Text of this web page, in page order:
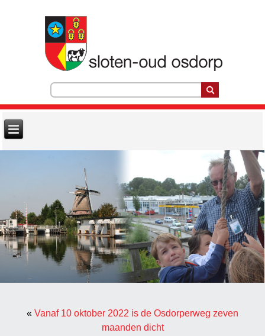
« Vanaf 10 oktober 2022 is de Osdorperweg zeven
maanden dicht